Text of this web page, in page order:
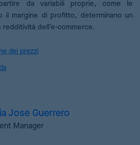
da variabili proprie, come le
il margine di profitto, determinano un
dell’e-commerce.
dei prezzi
Jose Guerrero
Manager